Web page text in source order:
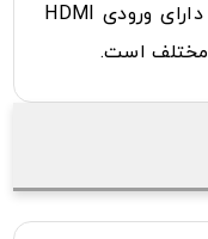
مانیتوری تبدیل می‌کند. همچنین، دارای ورودی HDMI